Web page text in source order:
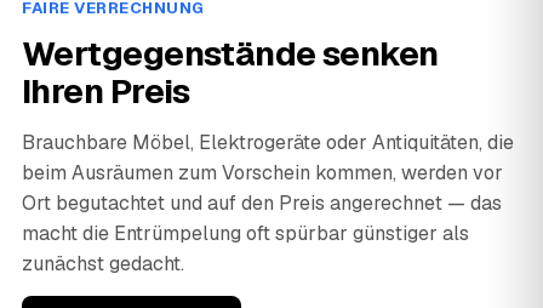
FAIRE VERRECHNUNG
Wertgegenstände senken
Ihren Preis
Brauchbare Möbel, Elektrogeräte oder Antiquitäten, die
beim Ausräumen zum Vorschein kommen, werden vor
Ort begutachtet und auf den Preis angerechnet — das
macht die Entrümpelung oft spürbar günstiger als
zunächst gedacht.